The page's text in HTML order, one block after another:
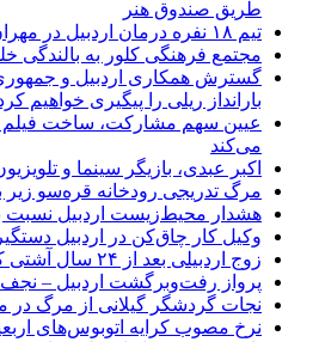
طریق صندوق هنر
تیم ۱۸ نفره درمان اردبیل در مهران مستقر می‌شود
مجتمع فرهنگی کلور به بالندگی
گسترش همکاری اردبیل و جمهوری
بارانداز ریلی را پیگیری خواهیم
عیین سهم مشارکت، ساخت فیلم
می‌کند
اکبر عبدی، بازیگر سینما و
مرگ تدریجی رودخانه قره‌سو
هشدار محیط‌زیست اردبیل نسبت
وکیل کار چاق‌کن در اردبیل
زوج اردبیلی بعد از ۲۴ سال آشتی کردند
پرواز رفت‌وبرگشت اردبیل –
نجات گردشگر گیلانی از مرگ
نرخ مصوب کرایه اتوبوس‌های